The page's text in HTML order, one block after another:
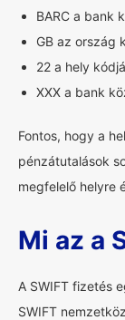
BARC a bank
GB az ország
22 a hely
XXX a bank
Fontos, hogy a
pénzátutalások
megfelelő helyre
Mi az a
A SWIFT fizetés
SWIFT